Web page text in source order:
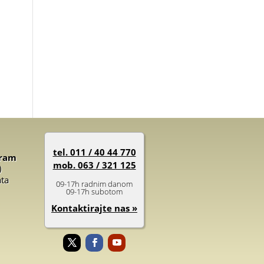
tel. 011 / 40 44 770
mob. 063 / 321 125
09-17h radnim danom
09-17h subotom
Kontaktirajte nas »